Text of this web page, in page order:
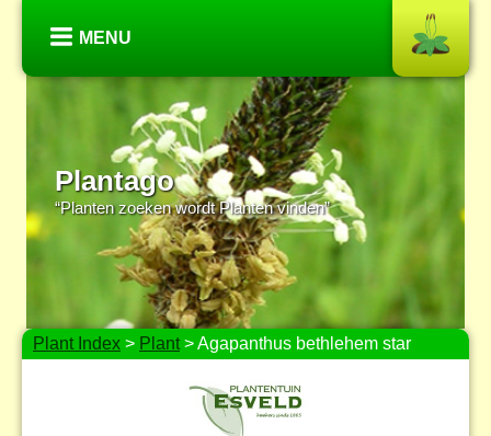
MENU
Plantago
“Planten zoeken wordt Planten vinden”
Plant Index > Plant> Agapanthus bethlehem star